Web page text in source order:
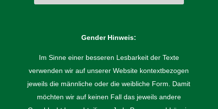
Gender Hinweis:
Im Sinne einer besseren Lesbarkeit der Texte
verwenden wir auf unserer Website kontextbezogen
jeweils die männliche oder die weibliche Form. Damit
möchten wir auf keinen Fall das jeweils andere